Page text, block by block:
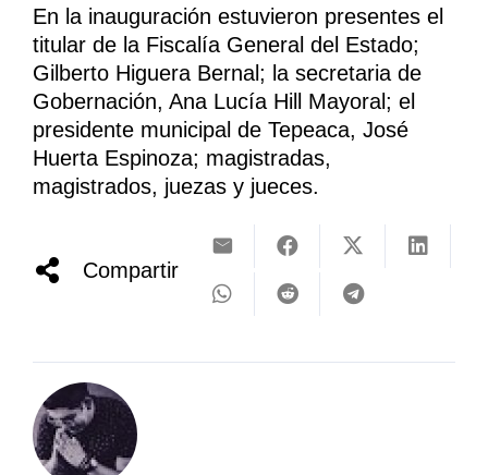
En la inauguración estuvieron presentes el
titular de la Fiscalía General del Estado;
Gilberto Higuera Bernal; la secretaria de
Gobernación, Ana Lucía Hill Mayoral; el
presidente municipal de Tepeaca, José
Huerta Espinoza; magistradas,
magistrados, juezas y jueces.
Compartir